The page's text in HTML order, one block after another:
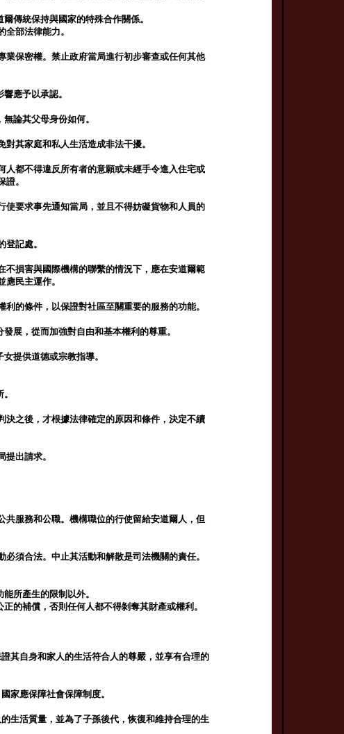
傳統保持與國家的特殊合作關係。
全部法律能力。
業保密權。禁止政府當局進行初步審查或任何其他
應予以承認。
論其父母身份如何。
其家庭和私人生活造成非法干擾。
人都不得違反所有者的意願或未經手令進入住宅或
。
使要求事先通知當局，並且不得妨礙貨物和人員的
記處。
不損害與國際機構的聯繫的情況下，應在安道爾範
民主運作。
的條件，以保證對社區至關重要的服務的功能。
展，從而加強對自由和基本權利的尊重。
提供道德或宗教指導。
決之後，才根據法律確定的原因和條件，決定不續
出請求。
服務和公職。機構職位的行使留給安道爾人，但
須合法。中止其活動和解散是司法機關的責任。
所產生的限制以外。
的補償，否則任何人都不得剝奪其財產或權利。
其自身和家人的生活符合人的尊嚴，並享有合理的
家應保障社會保障制度。
生活質量，並為了子孫後代，恢復和維持合理的生